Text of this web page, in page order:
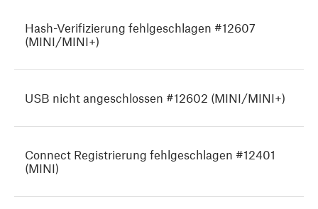
Hash-Verifizierung fehlgeschlagen #12607
(MINI/MINI+)
USB nicht angeschlossen #12602 (MINI/MINI+)
Connect Registrierung fehlgeschlagen #12401
(MINI)